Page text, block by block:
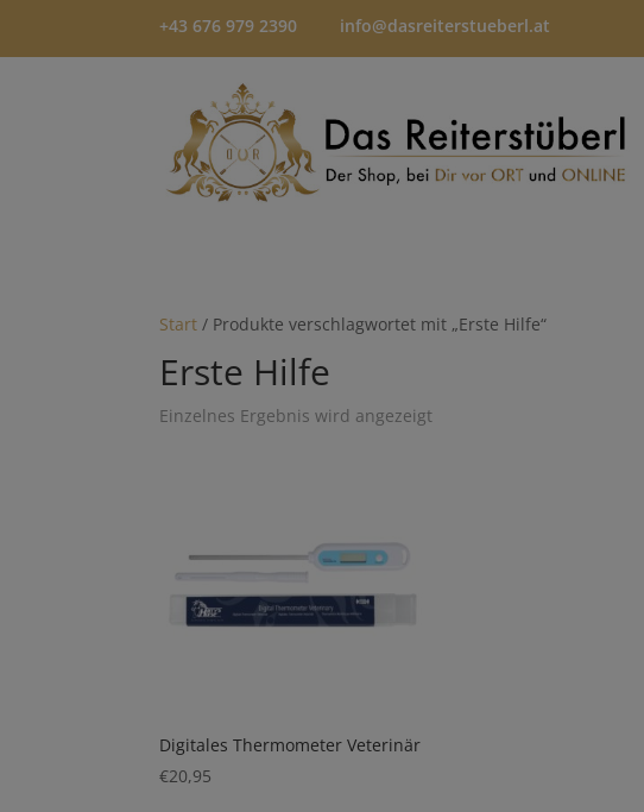
+43 676 979 2390 info@dasreiterstueberl.at
Start / Produkte verschlagwortet mit „Erste Hilfe“
Erste Hilfe
Einzelnes Ergebnis wird angezeigt
Digitales Thermometer Veterinär
€20,95